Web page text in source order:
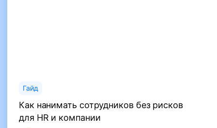
Гайд
Как нанимать сотрудников без рисков
для HR и компании